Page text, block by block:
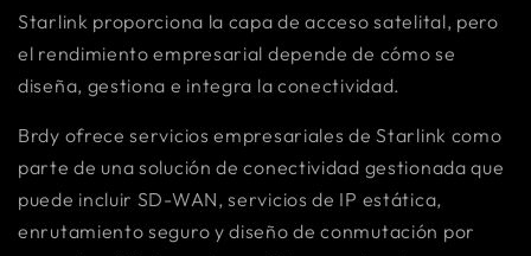
Starlink proporciona la capa de acceso satelital, pero
el rendimiento empresarial depende de cómo se
diseña, gestiona e integra la conectividad.
Brdy ofrece servicios empresariales de Starlink como
parte de una solución de conectividad gestionada que
puede incluir SD-WAN, servicios de IP estática,
enrutamiento seguro y diseño de conmutación por